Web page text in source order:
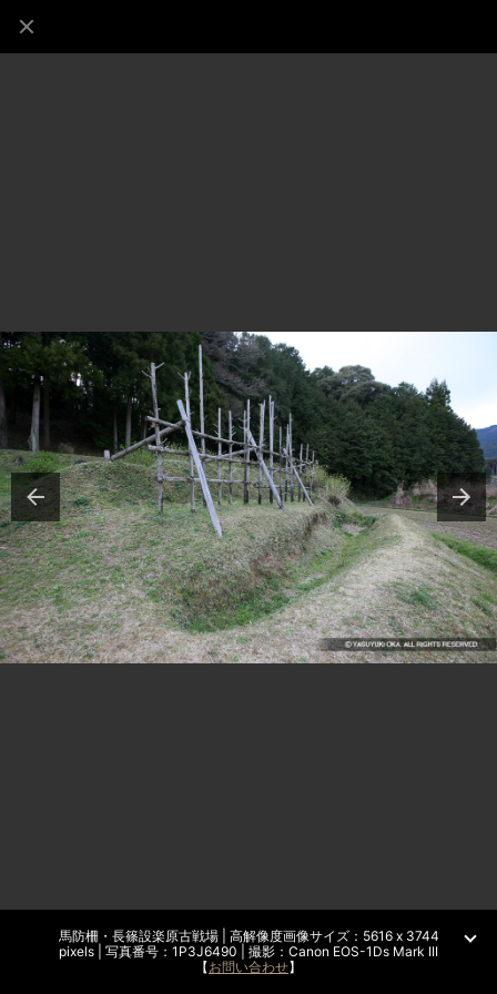
馬防柵・長篠設楽原古戦場 | 高解像度画像サイズ：5616 x 3744
pixels | 写真番号：1P3J6490 | 撮影：Canon EOS-1Ds Mark III
【お問い合わせ】